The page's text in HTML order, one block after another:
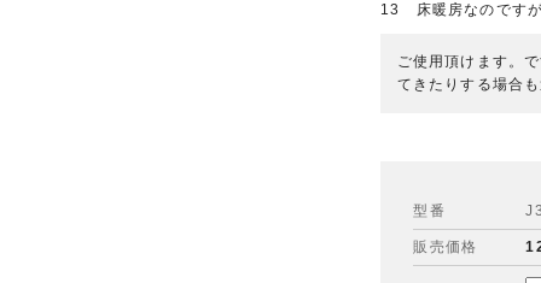
13 床暖房なのです
ご使用頂けます。
てきたりする場合
型番
販売価格